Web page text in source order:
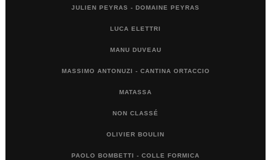
JULIEN PEYRAS - DOMAINE PEYRAS
LUCA ELETTRI
MANU DUVEAU
MASSIMO ANTONUZI - CANTINA ORTACCIO
MATASSA
NON CLASSÉ
OLIVIER BOULIN
PAOLO BOMBETTI - COLLE FORMICA